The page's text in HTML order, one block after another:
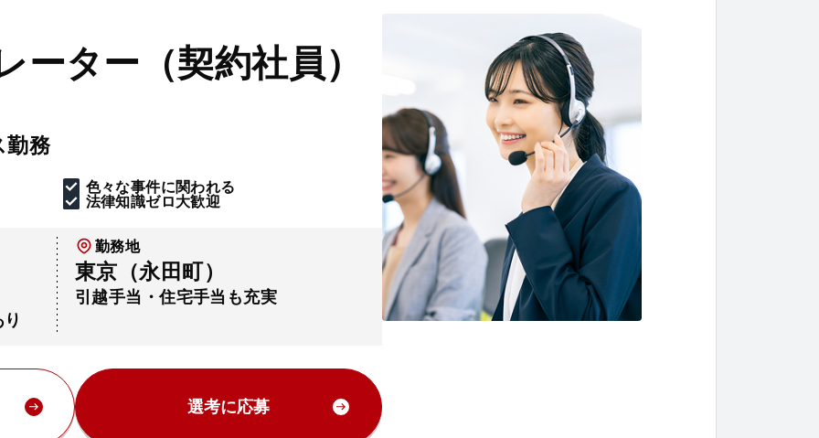
ーター（契約社員）
勤務
色々な事件に関われる
法律知識ゼロ大歓迎
勤務地
東京（永田町）
引越手当・住宅手当も充実
選考に応募